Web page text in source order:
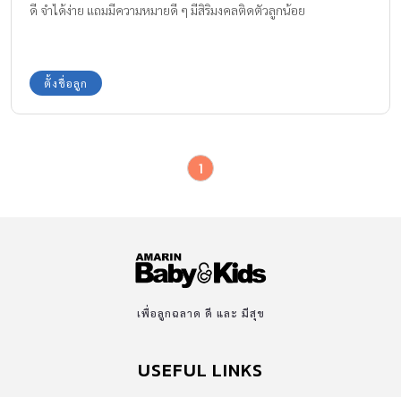
ดี จำได้ง่าย แถมมีความหมายดี ๆ มีสิริมงคลติดตัวลูกน้อย
ตั้งชื่อลูก
1
เพื่อลูกฉลาด ดี และ มีสุข
USEFUL LINKS